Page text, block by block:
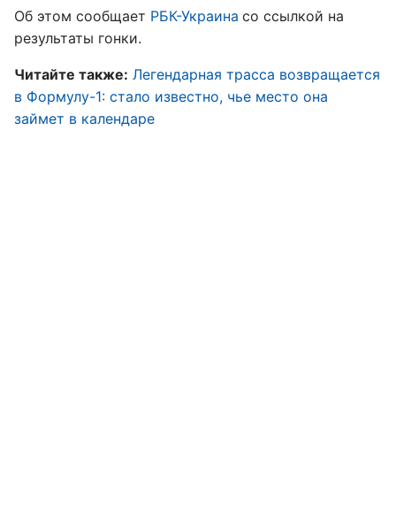
Об этом сообщает РБК-Украина со ссылкой на
результаты гонки.
Читайте также: Легендарная трасса возвращается
в Формулу-1: стало известно, чье место она
займет в календаре